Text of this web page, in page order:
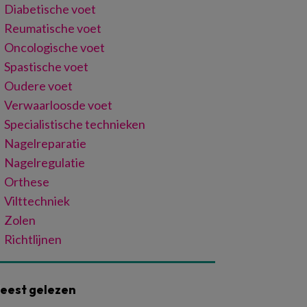
Diabetische voet
Reumatische voet
Oncologische voet
Spastische voet
Oudere voet
Verwaarloosde voet
Specialistische technieken
Nagelreparatie
Nagelregulatie
Orthese
Vilttechniek
Zolen
Richtlijnen
gelezen